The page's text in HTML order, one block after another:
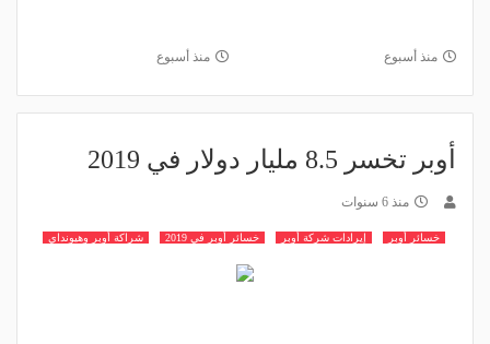
منذ أسبوع منذ أسبوع
أوبر تخسر 8.5 مليار دولار في 2019
منذ 6 سنوات
خسائر أوبر إيرادات شركة أوبر خسائر أوبر في 2019 شراكة أوبر وهيونداي